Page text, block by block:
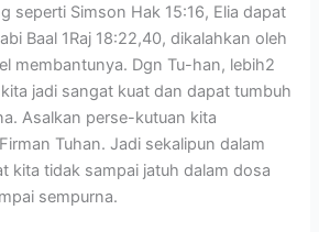
seperti Simson Hak 15:16, Elia dapat
Baal 1Raj 18:22,40, dikalahkan oleh
membantunya. Dgn Tu-han, lebih2
jadi sangat kuat dan dapat tumbuh
Asalkan perse-kutuan kita
Tuhan. Jadi sekalipun dalam
kita tidak sampai jatuh dalam dosa
sempurna.